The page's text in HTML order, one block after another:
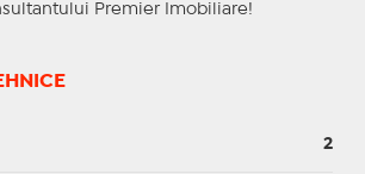
Premier Imobiliare!
2